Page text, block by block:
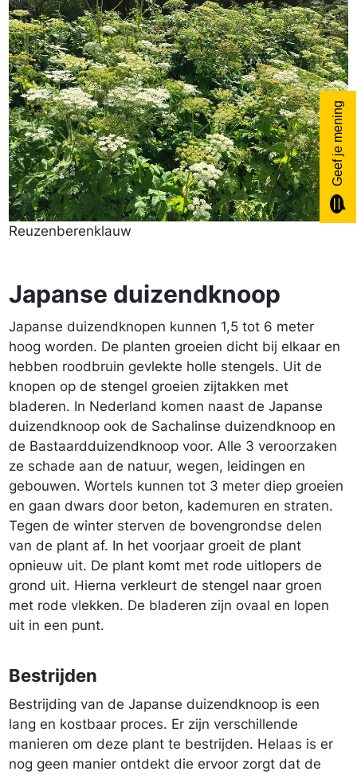
Reuzenberenklauw
Reuzenberenklauw
Japanse duizendknoop
Japanse duizendknopen kunnen 1,5 tot 6 meter
hoog worden. De planten groeien dicht bij elkaar en
hebben roodbruin gevlekte holle stengels. Uit de
knopen op de stengel groeien zijtakken met
bladeren. In Nederland komen naast de Japanse
duizendknoop ook de Sachalinse duizendknoop en
de Bastaardduizendknoop voor. Alle 3 veroorzaken
ze schade aan de natuur, wegen, leidingen en
gebouwen. Wortels kunnen tot 3 meter diep groeien
en gaan dwars door beton, kademuren en straten.
Tegen de winter sterven de bovengrondse delen
van de plant af. In het voorjaar groeit de plant
opnieuw uit. De plant komt met rode uitlopers de
grond uit. Hierna verkleurt de stengel naar groen
met rode vlekken. De bladeren zijn ovaal en lopen
uit in een punt.
Bestrijden
Bestrijding van de Japanse duizendknoop is een
lang en kostbaar proces. Er zijn verschillende
manieren om deze plant te bestrijden. Helaas is er
nog geen manier ontdekt die ervoor zorgt dat de
Geef je mening